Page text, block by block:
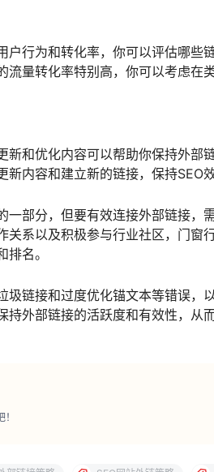
户行为和转化率，你可以评估哪些
量转化率特别高，你可以考虑在
新和优化内容可以帮助你保持外部
内容和建立新的链接，保持SEO
一部分，但要有效连接外部链接，
关系以及积极参与行业社区，门窗
名。
圾链接和过度优化锚文本等错误，
外部链接的活跃度和有效性，从